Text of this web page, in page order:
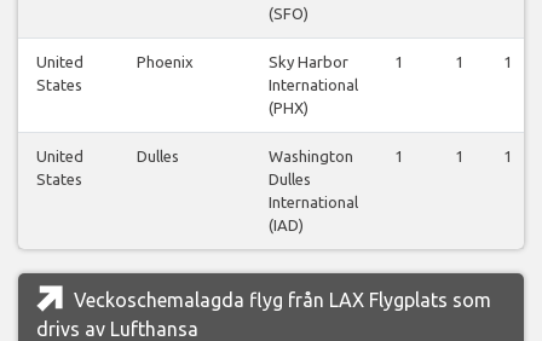
(SFO)
United
States
Phoenix
Sky Harbor
International
(PHX)
1 1 1
United
States
Dulles
Washington
Dulles
International
(IAD)
1 1 1
Veckoschemalagda flyg från LAX Flygplats som
drivs av Lufthansa